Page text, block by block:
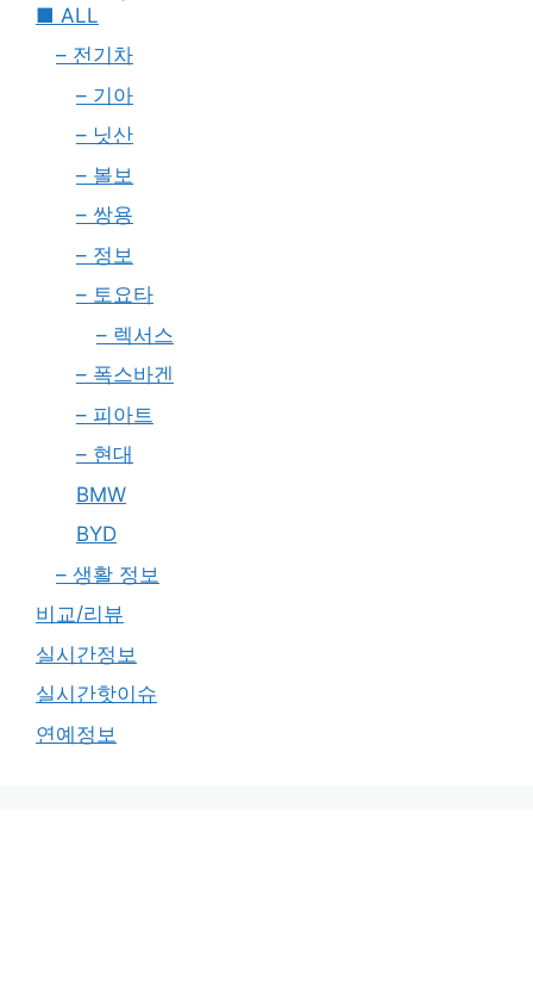
■ ALL
– 전기차
– 기아
– 닛산
– 볼보
– 쌍용
– 정보
– 토요타
– 렉서스
– 폭스바겐
– 피아트
– 현대
BMW
BYD
– 생활 정보
비교/리뷰
실시간정보
실시간핫이슈
연예정보